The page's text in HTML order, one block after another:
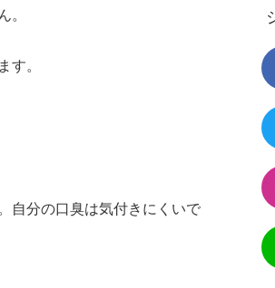
。
自分の口臭は気付きにくいで